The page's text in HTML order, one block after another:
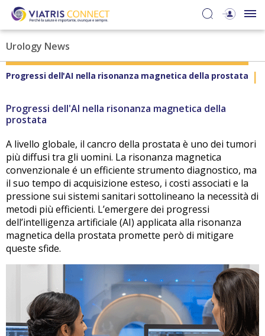
Urology News
Progressi dell'AI nella risonanza magnetica della prostata
Progressi dell'AI nella risonanza magnetica della
prostata
A livello globale, il cancro della prostata è uno dei tumori
più diffusi tra gli uomini. La risonanza magnetica
convenzionale é un efficiente strumento diagnostico, ma
il suo tempo di acquisizione esteso, i costi associati e la
pressione sui sistemi sanitari sottolineano la necessità di
metodi più efficienti. L’emergere dei progressi
dell’intelligenza artificiale (AI) applicata alla risonanza
magnetica della prostata promette però di mitigare
queste sfide.